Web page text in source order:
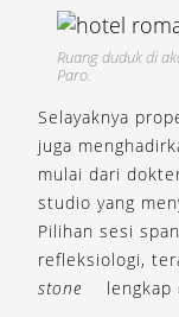
Ruang duduk di
Paro.
Selayaknya
juga
mulai dari
studio yang
Pilihan sesi
refleksiologi,
stone
lengkap